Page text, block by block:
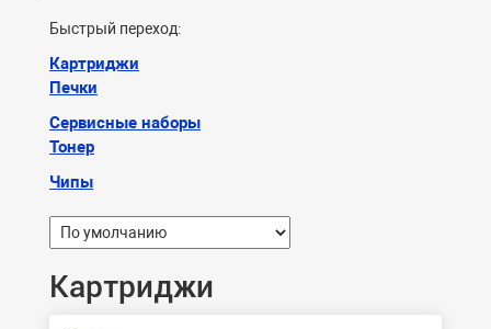
Быстрый переход:
Картриджи
Печки
Сервисные наборы
Тонер
Чипы
Картриджи